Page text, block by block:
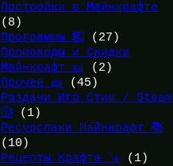
Постройки в Майнкрафте
(8)
Программы ⌨️ (27)
Промокоды и Скидки
Майнкрафт 🎫
(2)
Прочее 🧱 (45)
Раздачи Игр Стим / Steam
🎲 (1)
Ресурспаки Майнкрафт 📚
(10)
Рецепты Крафта 🪚 (1)